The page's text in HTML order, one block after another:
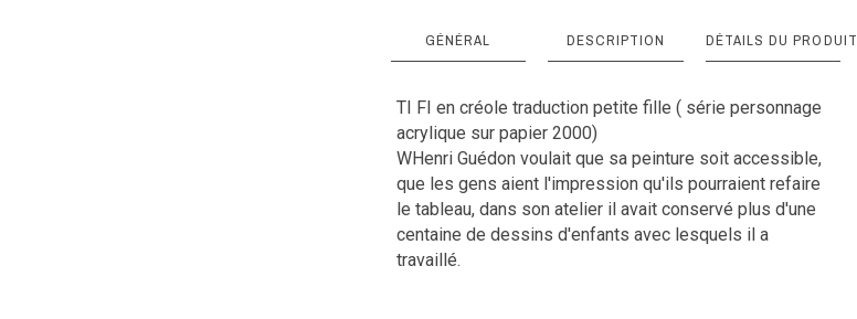
GÉNÉRAL DESCRIPTION DÉTAILS DU PRODUIT
TI FI en créole traduction petite fille ( série personnage
acrylique sur papier 2000)
WHenri Guédon voulait que sa peinture soit accessible,
que les gens aient l'impression qu'ils pourraient refaire
le tableau, dans son atelier il avait conservé plus d'une
centaine de dessins d'enfants avec lesquels il a
travaillé.
caissons en bois : le choix responsable
Les caissons lumineux DADA LIGHT sont fabriqués en
bois contreplaqué de Finlande, issu de forêts gérées. Un
engagement éco-responsable fort, car la planète c’est
notre dada !
bandeau led basse consommation
fiche technique
propriété Noir
taille 20cmx30cmx10cm
poids